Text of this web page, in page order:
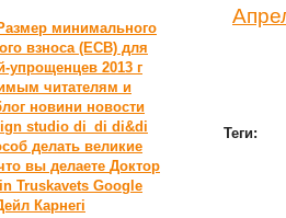
минимального
взноса (ЕСВ) для
упрощенцев 2013 г
читателям и
новини новости
studio di_di di&di
делать великие
вы делаете Доктор
Truskavets Google
Карнегі
Теги: